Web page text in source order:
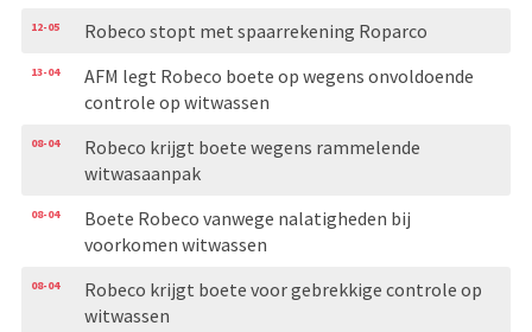
12-05 Robeco stopt met spaarrekening Roparco
13-04
AFM legt Robeco boete op wegens onvoldoende
controle op witwassen
08-04
Robeco krijgt boete wegens rammelende
witwasaanpak
08-04
Boete Robeco vanwege nalatigheden bij
voorkomen witwassen
08-04
Robeco krijgt boete voor gebrekkige controle op
witwassen